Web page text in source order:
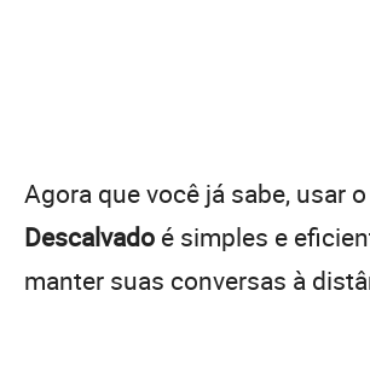
Agora que você já sabe, usar o
Descalvado é simples e
manter suas conversas à